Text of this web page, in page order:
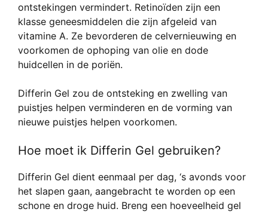
ontstekingen vermindert. Retinoïden zijn een
klasse geneesmiddelen die zijn afgeleid van
vitamine A. Ze bevorderen de celvernieuwing en
voorkomen de ophoping van olie en dode
huidcellen in de poriën.
Differin Gel zou de ontsteking en zwelling van
puistjes helpen verminderen en de vorming van
nieuwe puistjes helpen voorkomen.
Hoe moet ik Differin Gel gebruiken?
Differin Gel dient eenmaal per dag, ‘s avonds voor
het slapen gaan, aangebracht te worden op een
schone en droge huid. Breng een hoeveelheid gel